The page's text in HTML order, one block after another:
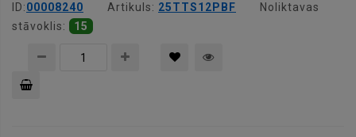
ID:00008240 Artikuls: 25TTS12PBF
Noliktavas
stāvoklis:
15